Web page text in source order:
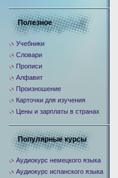
Полезное
Учебники
Словари
Прописи
Алфавит
Произношение
Карточки для изучения
Цены и зарплаты в странах
Популярные курсы
Аудиокурс немецкого языка
Аудиокурс испанского языка